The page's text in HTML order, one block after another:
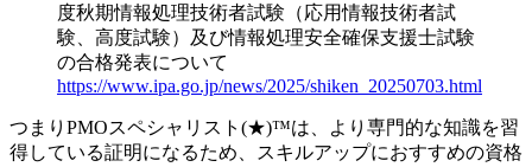
度秋期情報処理技術者試験（応用情報技術者試
験、高度試験）及び情報処理安全確保支援士試験
の合格発表について
https://www.ipa.go.jp/news/2025/shiken_20250703.html
つまりPMOスペシャリスト(★)™は、より専門的な知識を習
得している証明になるため、スキルアップにおすすめの資格